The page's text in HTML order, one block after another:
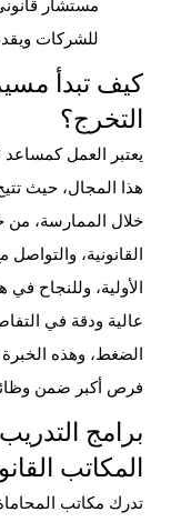
مستشار
للشركات
كيف تبدأ
التخرج؟
يعتبر العمل كمساعد
هذا المجال، حيث
خلال الممارسة، من
القانونية،
الأولية، وللنجاح
عالية ودقة في
الضغط، وهذه
فرص أكبر ضمن
برامج
المكاتب
تدرك مكاتب